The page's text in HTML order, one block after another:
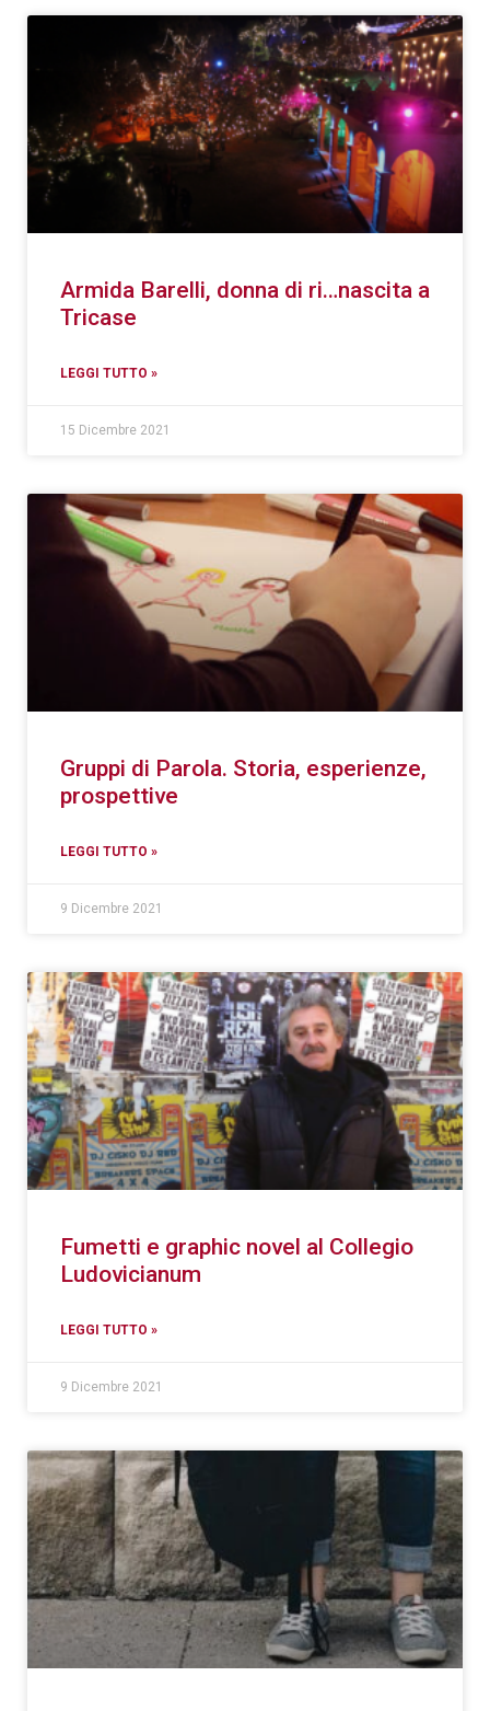
Armida Barelli, donna di ri…nascita a
Tricase
LEGGI TUTTO »
15 Dicembre 2021
Gruppi di Parola. Storia, esperienze,
prospettive
LEGGI TUTTO »
9 Dicembre 2021
Fumetti e graphic novel al Collegio
Ludovicianum
LEGGI TUTTO »
9 Dicembre 2021